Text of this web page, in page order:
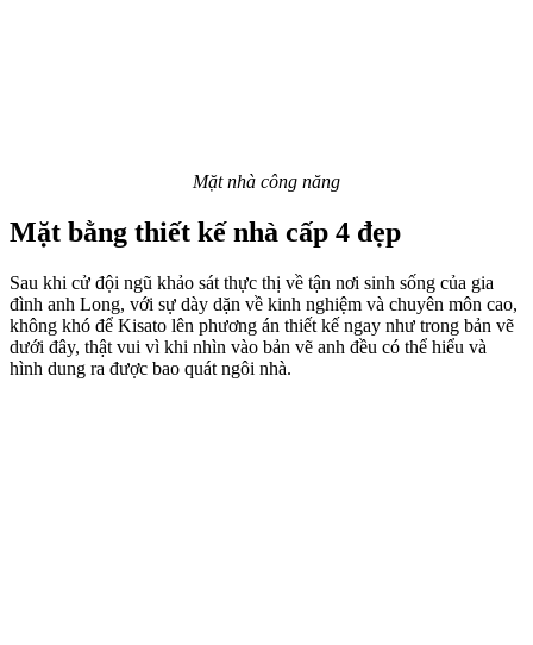
Mặt nhà công năng
Mặt bằng thiết kế nhà cấp 4 đẹp
Sau khi cử đội ngũ khảo sát thực thị về tận nơi sinh sống của gia
đình anh Long, với sự dày dặn về kinh nghiệm và chuyên môn cao,
không khó để Kisato lên phương án thiết kế ngay như trong bản vẽ
dưới đây, thật vui vì khi nhìn vào bản vẽ anh đều có thể hiểu và
hình dung ra được bao quát ngôi nhà.